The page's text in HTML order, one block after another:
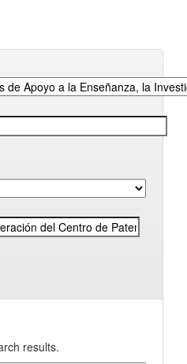
results.